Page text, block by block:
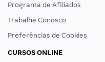
Programa de Afiliados
Trabalhe Conosco
Preferências de Cookies
CURSOS ONLINE